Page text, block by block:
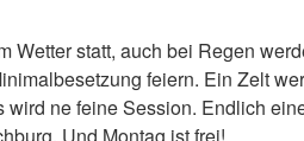
Wetter statt, auch bei Regen
feiern. Ein Zelt
wird ne feine Session. Endlich